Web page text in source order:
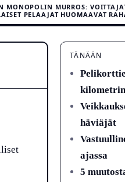
MONOPOLIN MURROS:
PELAAJAT HUOMAAVAT
TÄNÄÄN
häviäjät
ajassa
5